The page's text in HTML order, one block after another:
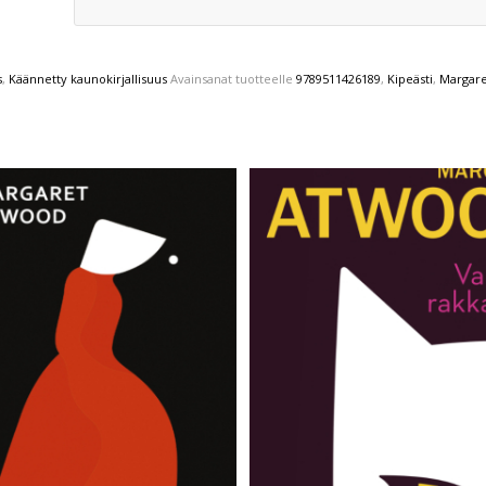
, Käännetty kaunokirjallisuus Avainsanat tuotteelle 9789511426189, Kipeästi,